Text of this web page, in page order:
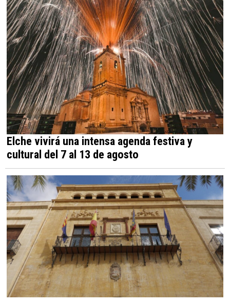
Elche vivirá una intensa agenda festiva y
cultural del 7 al 13 de agosto